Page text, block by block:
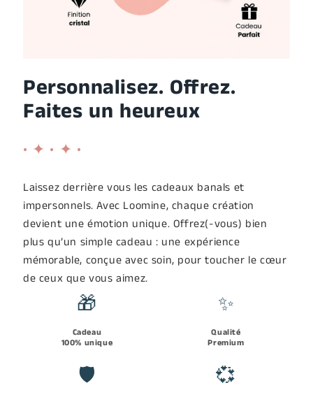
Personnalisez. Offrez.
Faites un heureux
• ✦ • ✦ •
Laissez derrière vous les cadeaux banals et
impersonnels. Avec Loomine, chaque création
devient une émotion unique. Offrez(-vous) bien
plus qu’un simple cadeau : une expérience
mémorable, conçue avec soin, pour toucher le cœur
de ceux que vous aimez.
🎁
Cadeau
100% unique
✨
Qualité
Premium
🛡️ 💞